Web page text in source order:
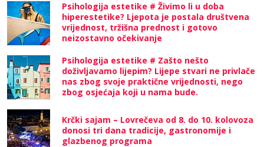
Psihologija estetike # Živimo li u doba
hiperestetike? Ljepota je postala društvena
vrijednost, tržišna prednost i gotovo
neizostavno očekivanje
Psihologija estetike # Zašto nešto
doživljavamo lijepim? Lijepe stvari ne privlače
nas zbog svoje praktične vrijednosti, nego
zbog osjećaja koji u nama bude.
Krčki sajam – Lovrečeva od 8. do 10. kolovoza
donosi tri dana tradicije, gastronomije i
glazbenog programa